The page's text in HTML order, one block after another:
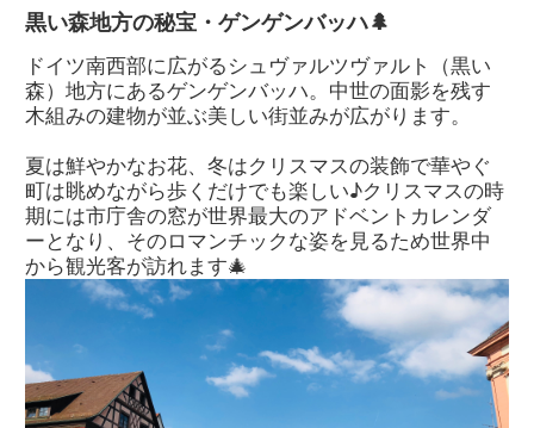
黒い森地方の秘宝・ゲンゲンバッハ🌲
ドイツ南西部に広がるシュヴァルツヴァルト（黒い
森）地方にあるゲンゲンバッハ。中世の面影を残す
木組みの建物が並ぶ美しい街並みが広がります。
夏は鮮やかなお花、冬はクリスマスの装飾で華やぐ
町は眺めながら歩くだけでも楽しい♪クリスマスの時
期には市庁舎の窓が世界最大のアドベントカレンダ
ーとなり、そのロマンチックな姿を見るため世界中
から観光客が訪れます🎄